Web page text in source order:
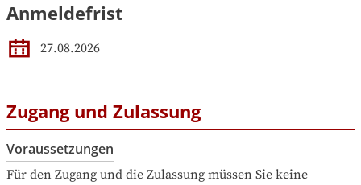
Anmeldefrist
27.08.2026
Zugang und Zulassung
Voraussetzungen
Für den Zugang und die Zulassung müssen Sie keine